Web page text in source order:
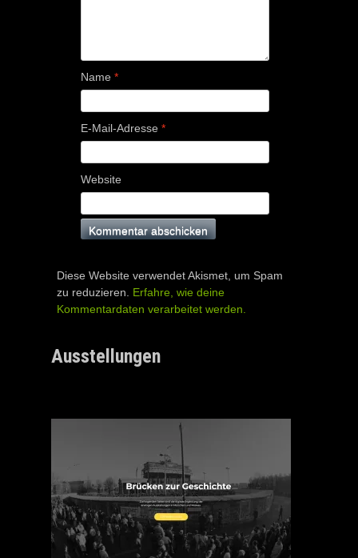
Name *
E-Mail-Adresse *
Website
Diese Website verwendet Akismet, um Spam
zu reduzieren. Erfahre, wie deine
Kommentardaten verarbeitet werden.
Ausstellungen